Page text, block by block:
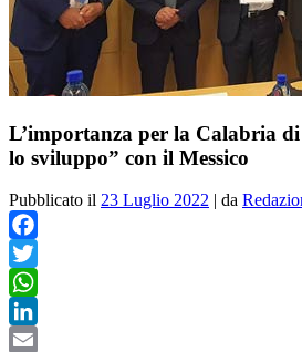
L’importanza per la Calabria di
lo sviluppo” con il Messico
Pubblicato il 23 Luglio 2022 | da
Facebook
Twitter
WhatsApp
LinkedIn